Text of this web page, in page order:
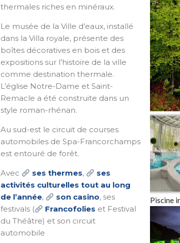
thermales riches en minéraux.
Le musée de la Ville d’eaux, installé
dans la Villa royale, présente des
boîtes décoratives en bois et des
expositions sur l’histoire de la ville
comme destination thermale.
L’église Notre-Dame et Saint-
Remacle a été construite dans un
style roman-rhénan.
Au sud-est le circuit de courses
automobiles de Spa-Francorchamps
est entouré de forêt.
Avec ses thermes,
ses
activités culturelles tout au long
de l’année, son casino, ses
festivals (
Francofolies et Festival
du Théâtre) et son circuit
automobile
Vue sur
Piscine